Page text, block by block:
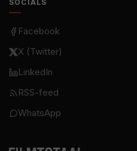
SOCIALS
Facebook
X (Twitter)
LinkedIn
RSS-feed
WhatsApp